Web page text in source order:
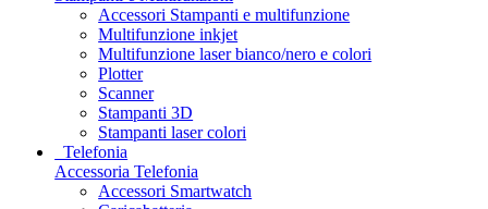
Accessori Stampanti e multifunzione
Multifunzione inkjet
Multifunzione laser bianco/nero e colori
Plotter
Scanner
Stampanti 3D
Stampanti laser colori
Telefonia
Accessoria Telefonia
Accessori Smartwatch